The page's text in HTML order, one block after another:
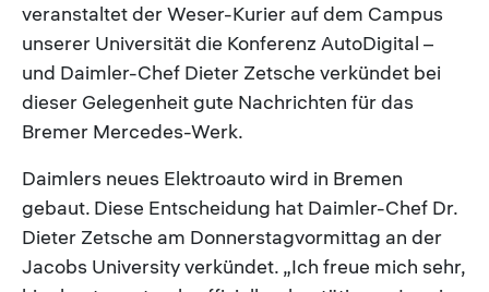
veranstaltet der Weser-Kurier auf dem Campus
unserer Universität die Konferenz AutoDigital –
und Daimler-Chef Dieter Zetsche verkündet bei
dieser Gelegenheit gute Nachrichten für das
Bremer Mercedes-Werk.
Daimlers neues Elektroauto wird in Bremen
gebaut. Diese Entscheidung hat Daimler-Chef Dr.
Dieter Zetsche am Donnerstagvormittag an der
Jacobs University verkündet. „Ich freue mich sehr,